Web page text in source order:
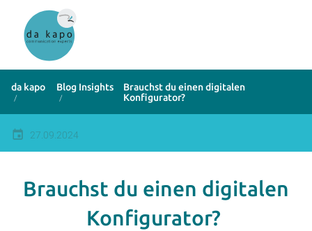
da kapo Blog Insights
Brauchst du einen digitalen
Konfigurator?
27.09.2024
Brauchst du einen digitalen
Konfigurator?